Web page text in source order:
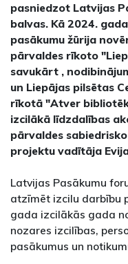
pasniedzot Latvijas
balvas. Kā 2024.
pasākumu žūrija
pārvaldes rīkoto
savukārt ,
un Liepājas pilsētas
rīkotā "Atver
izcilākā līdzdalības
pārvaldes
projektu vadītāja
Latvijas Pasākumu
atzīmēt izcilu darbību
gada izcilākās gada
nozares izcilības,
pasākumus un